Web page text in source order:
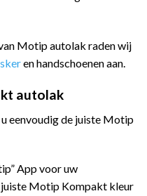
Motip autolak raden wij
en handschoenen aan.
autolak
eenvoudig de juiste Motip
App voor uw
juiste Motip Kompakt kleur